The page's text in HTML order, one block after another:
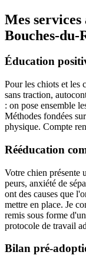
Mes services
Bouches-du-
Éducation
Pour les chiots et les
sans traction,
: on pose ensemble
Méthodes fondées
physique. Compte
Rééducation
Votre chien présente
peurs, anxiété de
ont des causes que
mettre en place. Je
remis sous forme
protocole de travail
Bilan pré-